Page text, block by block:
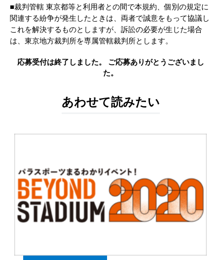
■裁判管轄 東京都等と利用者との間で本規約、個別の規定に
関連する紛争が発生したときは、両者で誠意をもって協議し
これを解決するものとしますが、訴訟の必要が生じた場合
は、東京地方裁判所を専属管轄裁判所とします。
応募受付は終了しました。 ご応募ありがとうございまし
た。
あわせて読みたい